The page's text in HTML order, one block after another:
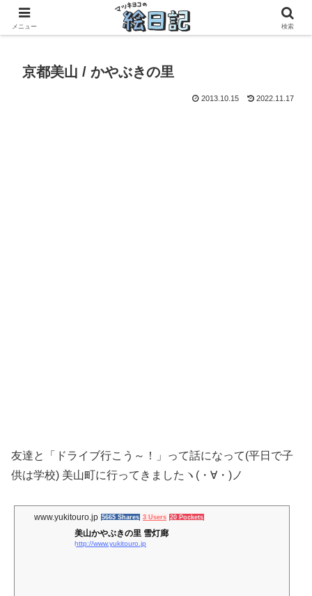
滋賀に移住した50代元主婦、フリーランス×パートの毎日
京都美山 / かやぶきの里
2013.10.15 2022.11.17
友達と「ドライブ行こう～！」って話になって(平日で子
供は学校) 美山町に行ってきましたヽ(・∀・)ノ
www.yukitouro.jp 5665 Shares 3 Users 20 Pockets
美山かやぶきの里 雪灯廊
http://www.yukitouro.jp
メニュー 検索